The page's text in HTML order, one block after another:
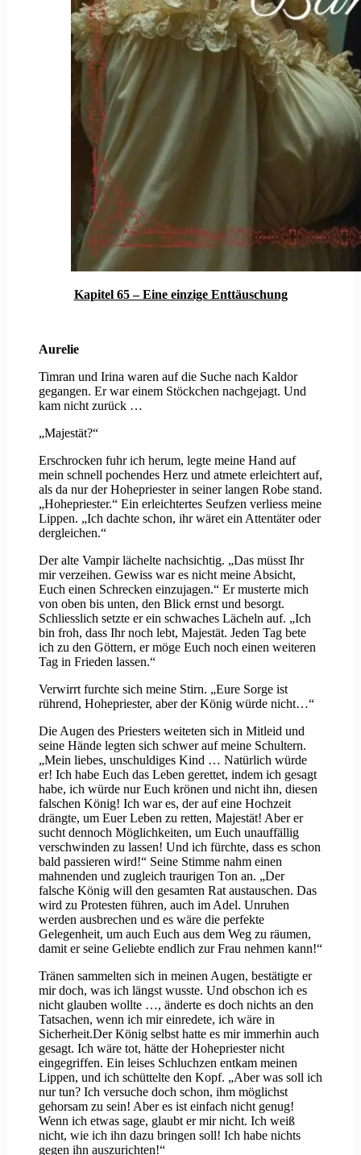
Kapitel 65 – Eine einzige Enttäuschung
Aurelie
Timran und Irina waren auf die Suche nach Kaldor
gegangen. Er war einem Stöckchen nachgejagt. Und
kam nicht zurück …
„Majestät?“
Erschrocken fuhr ich herum, legte meine Hand auf
mein schnell pochendes Herz und atmete erleichtert auf,
als da nur der Hohepriester in seiner langen Robe stand.
„Hohepriester.“ Ein erleichtertes Seufzen verliess meine
Lippen. „Ich dachte schon, ihr wäret ein Attentäter oder
dergleichen.“
Der alte Vampir lächelte nachsichtig. „Das müsst Ihr
mir verzeihen. Gewiss war es nicht meine Absicht,
Euch einen Schrecken einzujagen.“ Er musterte mich
von oben bis unten, den Blick ernst und besorgt.
Schliesslich setzte er ein schwaches Lächeln auf. „Ich
bin froh, dass Ihr noch lebt, Majestät. Jeden Tag bete
ich zu den Göttern, er möge Euch noch einen weiteren
Tag in Frieden lassen.“
Verwirrt furchte sich meine Stirn. „Eure Sorge ist
rührend, Hohepriester, aber der König würde nicht…“
Die Augen des Priesters weiteten sich in Mitleid und
seine Hände legten sich schwer auf meine Schultern.
„Mein liebes, unschuldiges Kind … Natürlich würde
er! Ich habe Euch das Leben gerettet, indem ich gesagt
habe, ich würde nur Euch krönen und nicht ihn, diesen
falschen König! Ich war es, der auf eine Hochzeit
drängte, um Euer Leben zu retten, Majestät! Aber er
sucht dennoch Möglichkeiten, um Euch unauffällig
verschwinden zu lassen! Und ich fürchte, dass es schon
bald passieren wird!“ Seine Stimme nahm einen
mahnenden und zugleich traurigen Ton an. „Der
falsche König will den gesamten Rat austauschen. Das
wird zu Protesten führen, auch im Adel. Unruhen
werden ausbrechen und es wäre die perfekte
Gelegenheit, um auch Euch aus dem Weg zu räumen,
damit er seine Geliebte endlich zur Frau nehmen kann!“
Tränen sammelten sich in meinen Augen, bestätigte er
mir doch, was ich längst wusste. Und obschon ich es
nicht glauben wollte …, änderte es doch nichts an den
Tatsachen, wenn ich mir einredete, ich wäre in
Sicherheit.Der König selbst hatte es mir immerhin auch
gesagt. Ich wäre tot, hätte der Hohepriester nicht
eingegriffen. Ein leises Schluchzen entkam meinen
Lippen, und ich schüttelte den Kopf. „Aber was soll ich
nur tun? Ich versuche doch schon, ihm möglichst
gehorsam zu sein! Aber es ist einfach nicht genug!
Wenn ich etwas sage, glaubt er mir nicht. Ich weiß
nicht, wie ich ihn dazu bringen soll! Ich habe nichts
gegen ihn auszurichten!“